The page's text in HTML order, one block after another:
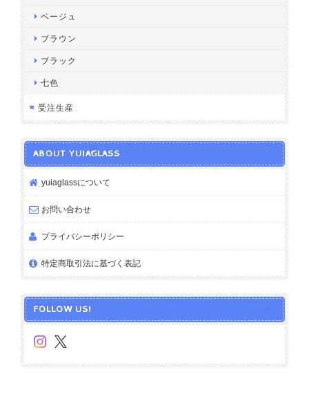
ベージュ
ブラウン
ブラック
七色
受注生産
ABOUT YUIAGLASS
yuiaglassについて
お問い合わせ
プライバシーポリシー
特定商取引法に基づく表記
FOLLOW US!